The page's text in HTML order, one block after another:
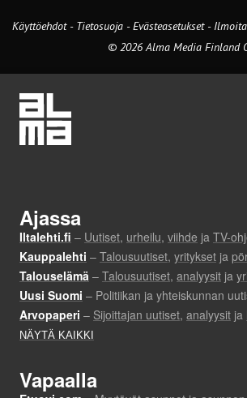
Käyttöehdot - Tietosuoja -Evästeasetukset-
© 2026 Alma Media Finland